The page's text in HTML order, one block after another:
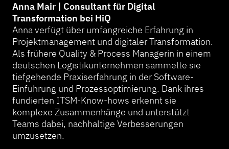
Anna Mair | Consultant für Digital
Transformation bei HiQ
Anna verfügt über umfangreiche Erfahrung in
Projektmanagement und digitaler Transformation.
Als frühere Quality & Process Managerin in einem
deutschen Logistikunternehmen sammelte sie
tiefgehende Praxiserfahrung in der Software-
Einführung und Prozessoptimierung. Dank ihres
fundierten ITSM-Know-hows erkennt sie
komplexe Zusammenhänge und unterstützt
Teams dabei, nachhaltige Verbesserungen
umzusetzen.